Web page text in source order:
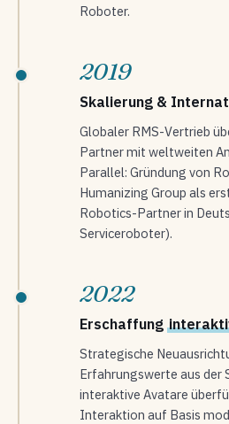
Roboter.
2019
Skalierung &
Globaler RMS-Vertrieb
Partner mit weltweiten
Parallel: Gründung von
Humanizing Group als
Robotics-Partner in
Serviceroboter).
2022
Erschaffung
Strategische
Erfahrungswerte aus der
interaktive Avatare
Interaktion auf Basis